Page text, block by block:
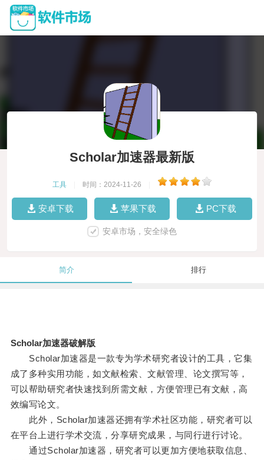
Scholar加速器最新版
工具 时间：2024-11-26
安卓下载 苹果下载 PC下载
安卓市场，安全绿色
简介 排行
Scholar加速器破解版
Scholar加速器是一款专为学术研究者设计的工具，它集
成了多种实用功能，如文献检索、文献管理、论文撰写等，
可以帮助研究者快速找到所需文献，方便管理已有文献，高
效编写论文。
此外，Scholar加速器还拥有学术社区功能，研究者可以
在平台上进行学术交流，分享研究成果，与同行进行讨论。
通过Scholar加速器，研究者可以更加方便地获取信息、